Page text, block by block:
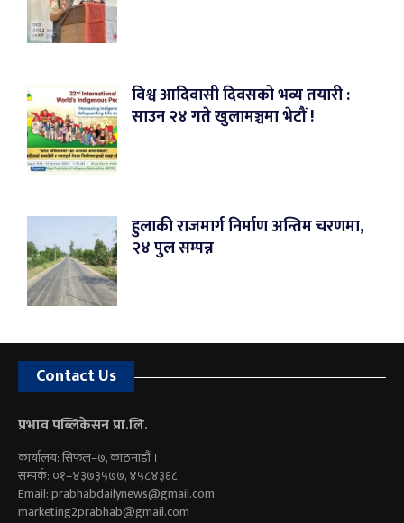
विश्व आदिवासी दिवसको भव्य तयारी :
साउन २४ गते खुलामञ्चमा भेटौं !
हुलाकी राजमार्ग निर्माण अन्तिम चरणमा,
२४ पुल सम्पन्न
Contact Us
प्रभाव पब्लिकेसन प्रा.लि.
कार्यालय: सिफल–७, काठमाडौं ।
सम्पर्क: ०१–४३७३५७७, ४५८४३६८
Email:prabhabdailynews@gmail.com
marketing2prabhab@gmail.com